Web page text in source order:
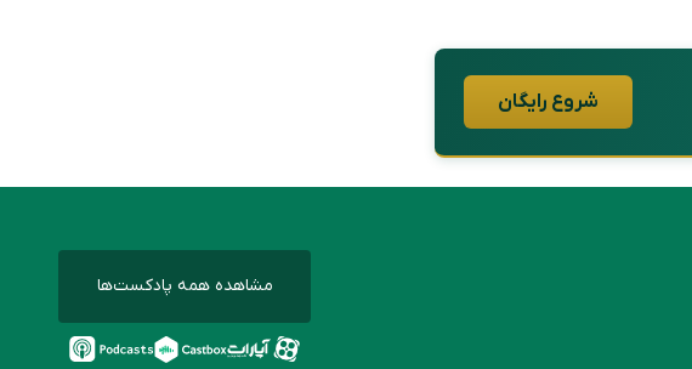
شروع رایگان
مشاهده همه پادکست‌ها